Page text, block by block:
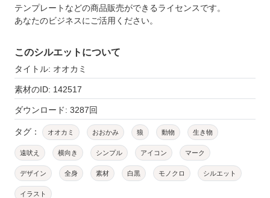
テンプレートなどの商品販売ができるライセンスです。
あなたのビジネスにご活用ください。
このシルエットについて
タイトル: オオカミ
素材のID: 142517
ダウンロード: 3287回
タグ： オオカミ おおかみ 狼 動物 生き物
遠吠え 横向き シンプル アイコン マーク
デザイン 全身 素材 白黒 モノクロ シルエット
イラスト